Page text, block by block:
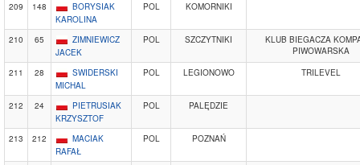
209 148
BORYSIAK
KAROLINA
POL KOMORNIKI
210 65
ZIMNIEWICZ
JACEK
POL SZCZYTNIKI
KLUB BIEGACZA
PIWOWARSKA
211
28
SWIDERSKI
MICHAL
POL LEGIONOWO TRILEVEL
212 24
PIETRUSIAK
KRZYSZTOF
POL PALĘDZIE
213 212
MACIAK
RAFAŁ
POL POZNAŃ